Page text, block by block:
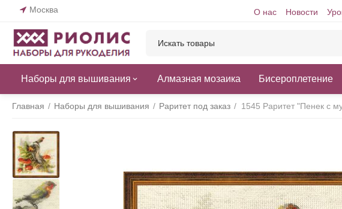
Москва О нас Новости
Наборы для вышивания Алмазная мозаика Бисероплетение
Главная / Наборы для вышивания / Раритет под заказ / 1545 Раритет "Пенек с